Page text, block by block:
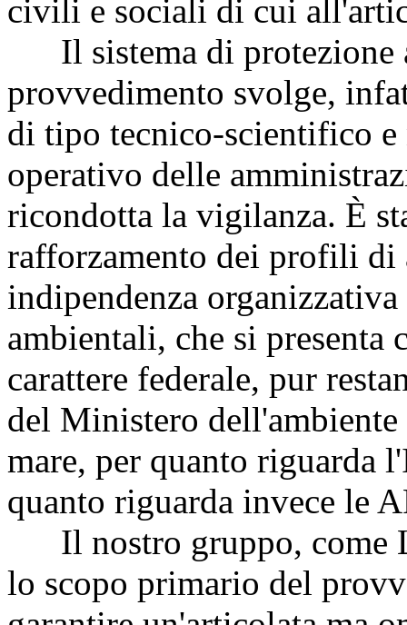
civili e sociali di cui
Il sistema di protezione
provvedimento svolge,
di tipo tecnico-scientifico
operativo delle
ricondotta la vigilanza. È
rafforzamento dei profili di
indipendenza
ambientali, che si presenta
carattere federale, pur
del Ministero
mare, per quanto riguarda
quanto riguarda invece le
Il nostro gruppo, come
lo scopo primario del